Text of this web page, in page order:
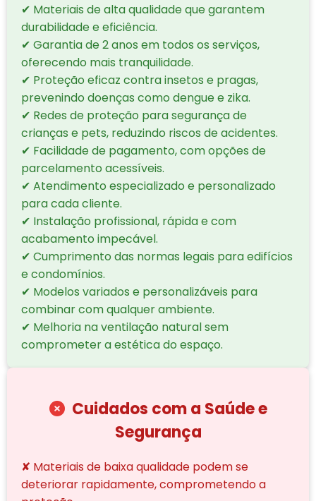
✔ Materiais de alta qualidade que garantem
durabilidade e eficiência.
✔ Garantia de 2 anos em todos os serviços,
oferecendo mais tranquilidade.
✔ Proteção eficaz contra insetos e pragas,
prevenindo doenças como dengue e zika.
✔ Redes de proteção para segurança de
crianças e pets, reduzindo riscos de acidentes.
✔ Facilidade de pagamento, com opções de
parcelamento acessíveis.
✔ Atendimento especializado e personalizado
para cada cliente.
✔ Instalação profissional, rápida e com
acabamento impecável.
✔ Cumprimento das normas legais para edifícios
e condomínios.
✔ Modelos variados e personalizáveis para
combinar com qualquer ambiente.
✔ Melhoria na ventilação natural sem
comprometer a estética do espaço.
Cuidados com a Saúde e
Segurança
✘ Materiais de baixa qualidade podem se
deteriorar rapidamente, comprometendo a